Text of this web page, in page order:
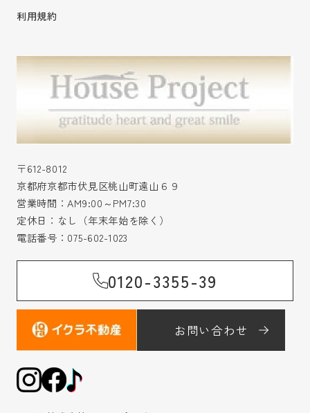
利用規約
〒612-8012
京都府京都市伏見区桃山町遠山６９
営業時間：AM9:00～PM7:30
定休日：なし（年末年始を除く）
電話番号： 075-602-1023
0120-3355-39
お問い合わせ